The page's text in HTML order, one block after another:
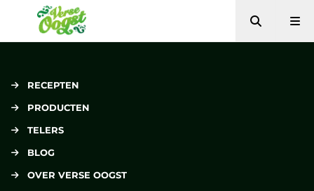
Verse Oogst
Zoeken
RECEPTEN
PRODUCTEN
TELERS
BLOG
OVER VERSE OOGST